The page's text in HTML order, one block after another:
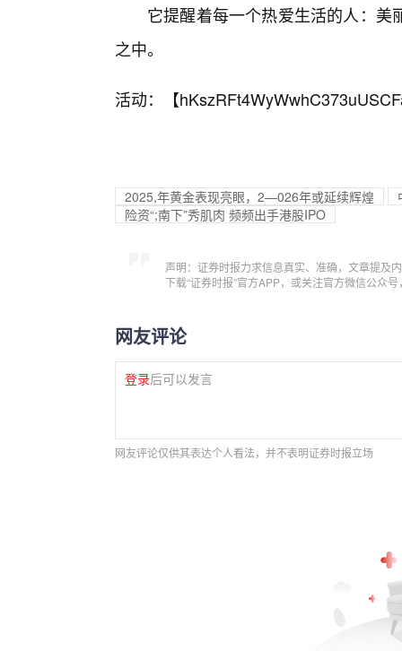
它提醒着每一个热爱生活的人：
之中。
活动：【
2025,年黄金表现亮眼，2—026年或延续辉煌
险资“;南下”秀肌肉 频频出手港股IPO
声明：证券时报力求信息真实、准确，文章提及
下载“证券时报”官方APP，或关注官方微信公众
网友评论
登录后可以发言
网友评论仅供其表达个人看法，并不表明证券时报立场